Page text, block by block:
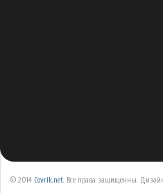
© 2014 Covrik.net. Все права защищенны.